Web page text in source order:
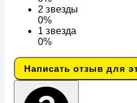
2звезды
0%
1звезда
0%
Написать отзыв для